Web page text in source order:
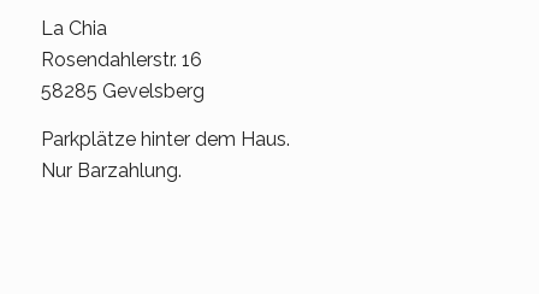
La Chia
Rosendahlerstr. 16
58285 Gevelsberg
Parkplätze hinter dem Haus.
Nur Barzahlung.